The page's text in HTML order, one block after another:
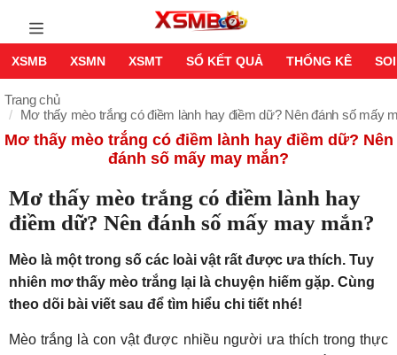
XSMB XSMN XSMT SỔ KẾT QUẢ THỐNG KÊ
Trang chủ
Mơ thấy mèo trắng có điềm lành hay điềm dữ? Nên đánh số mấy
Mơ thấy mèo trắng có điềm lành hay điềm dữ? Nên
đánh số mấy may mắn?
Mơ thấy mèo trắng có điềm lành hay
điềm dữ? Nên đánh số mấy may mắn?
Mèo là một trong số các loài vật rất được ưa thích. Tuy
nhiên mơ thấy mèo trắng lại là chuyện hiếm gặp. Cùng
theo dõi bài viết sau để tìm hiểu chi tiết nhé!
Mèo trắng là con vật được nhiều người ưa thích trong thực